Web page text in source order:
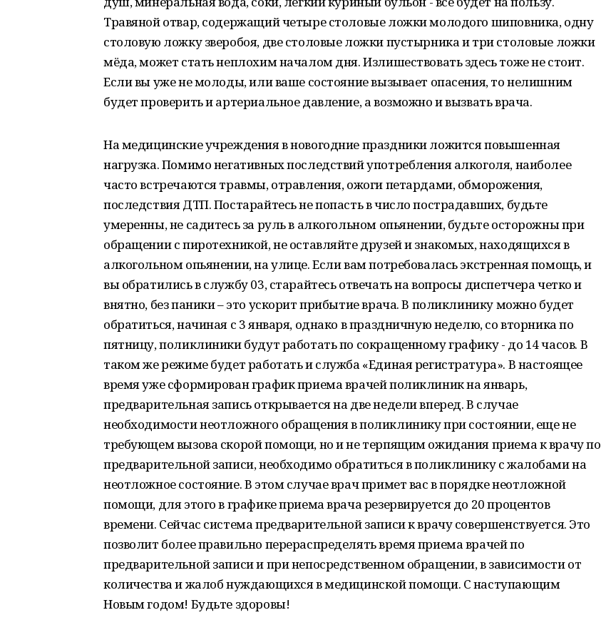
Травяной отвар, содержащий четыре столовые ложки молодого шиповника, одну
столовую ложку зверобоя, две столовые ложки пустырника и три столовые ложки
мёда, может стать неплохим началом дня. Излишествовать здесь тоже не стоит.
Если вы уже не молоды, или ваше состояние вызывает опасения, то нелишним
будет проверить и артериальное давление, а возможно и вызвать врача.
На медицинские учреждения в новогодние праздники ложится повышенная
нагрузка. Помимо негативных последствий употребления алкоголя, наиболее
часто встречаются травмы, отравления, ожоги петардами, обморожения,
последствия ДТП. Постарайтесь не попасть в число пострадавших, будьте
умеренны, не садитесь за руль в алкогольном опьянении, будьте осторожны при
обращении с пиротехникой, не оставляйте друзей и знакомых, находящихся в
алкогольном опьянении, на улице. Если вам потребовалась экстренная помощь, и
вы обратились в службу 03, старайтесь отвечать на вопросы диспетчера четко и
внятно, без паники – это ускорит прибытие врача. В поликлинику можно будет
обратиться, начиная с 3 января, однако в праздничную неделю, со вторника по
пятницу, поликлиники будут работать по сокращенному графику - до 14 часов. В
таком же режиме будет работать и служба «Единая регистратура». В настоящее
время уже сформирован график приема врачей поликлиник на январь,
предварительная запись открывается на две недели вперед. В случае
необходимости неотложного обращения в поликлинику при состоянии, еще не
требующем вызова скорой помощи, но и не терпящим ожидания приема к врачу по
предварительной записи, необходимо обратиться в поликлинику с жалобами на
неотложное состояние. В этом случае врач примет вас в порядке неотложной
помощи, для этого в графике приема врача резервируется до 20 процентов
времени. Сейчас система предварительной записи к врачу совершенствуется. Это
позволит более правильно перераспределять время приема врачей по
предварительной записи и при непосредственном обращении, в зависимости от
количества и жалоб нуждающихся в медицинской помощи. С наступающим
Новым годом! Будьте здоровы!